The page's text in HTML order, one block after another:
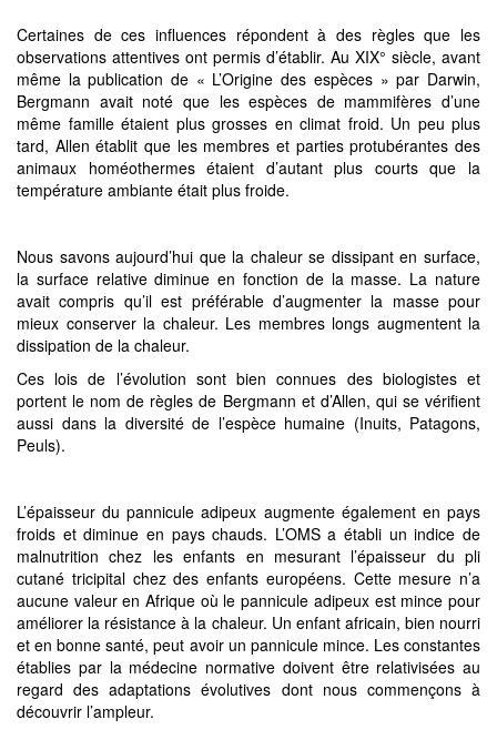
Certaines de ces influences répondent à des règles que les
observations attentives ont permis d’établir. Au XIX° siècle, avant
même la publication de « L’Origine des espèces » par Darwin,
Bergmann avait noté que les espèces de mammifères d’une
même famille étaient plus grosses en climat froid. Un peu plus
tard, Allen établit que les membres et parties protubérantes des
animaux homéothermes étaient d’autant plus courts que la
température ambiante était plus froide.
Nous savons aujourd’hui que la chaleur se dissipant en surface,
la surface relative diminue en fonction de la masse. La nature
avait compris qu’il est préférable d’augmenter la masse pour
mieux conserver la chaleur. Les membres longs augmentent la
dissipation de la chaleur.
Ces lois de l’évolution sont bien connues des biologistes et
portent le nom de règles de Bergmann et d’Allen, qui se vérifient
aussi dans la diversité de l’espèce humaine (Inuits, Patagons,
Peuls).
L’épaisseur du pannicule adipeux augmente également en pays
froids et diminue en pays chauds. L’OMS a établi un indice de
malnutrition chez les enfants en mesurant l’épaisseur du pli
cutané tricipital chez des enfants européens. Cette mesure n’a
aucune valeur en Afrique où le pannicule adipeux est mince pour
améliorer la résistance à la chaleur. Un enfant africain, bien nourri
et en bonne santé, peut avoir un pannicule mince. Les constantes
établies par la médecine normative doivent être relativisées au
regard des adaptations évolutives dont nous commençons à
découvrir l’ampleur.